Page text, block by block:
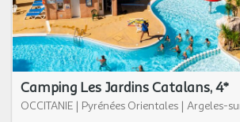
Camping Les Jardins Catalans, 4*
OCCITANIE | Pyrénées Orientales | Argeles-